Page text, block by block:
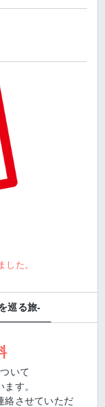
た。
巡る旅-
いて
す。
絡させていただ